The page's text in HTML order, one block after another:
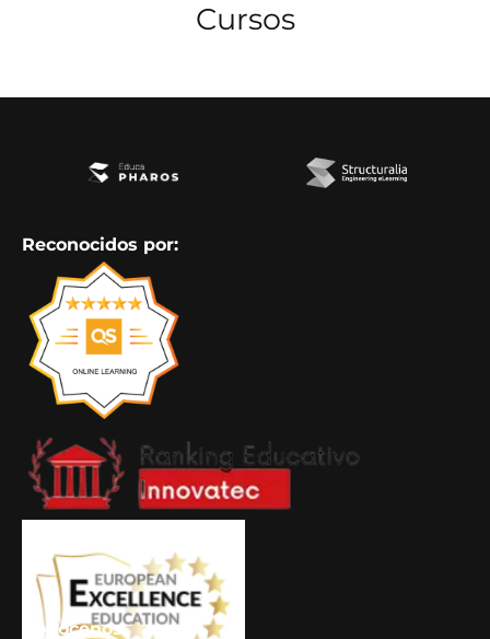
Cursos
Reconocidos por:
Conócenos